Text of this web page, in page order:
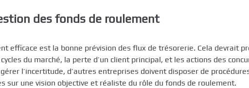
des fonds de roulement
efficace est la bonne prévision des flux de trésorerie. Cela devrait
du marché, la perte d’un client principal, et les actions des
l’incertitude, d’autres entreprises doivent disposer de
sur une vision objective et réaliste du rôle du fonds de roulement.